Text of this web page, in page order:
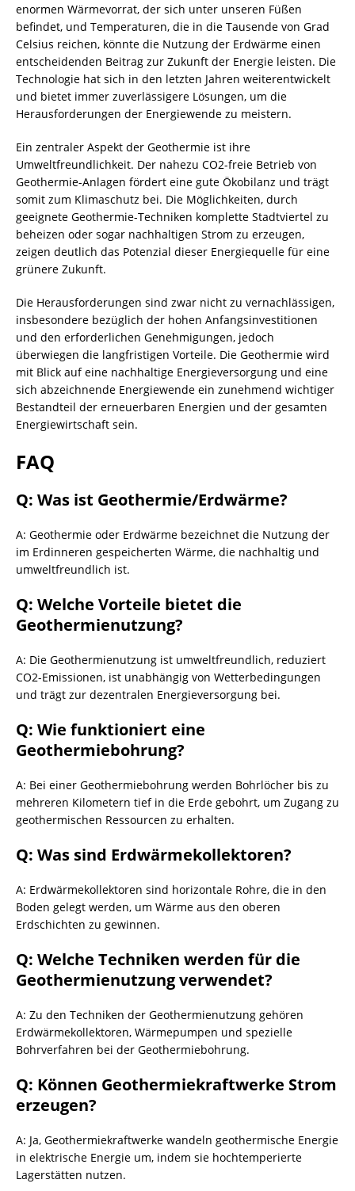
enormen Wärmevorrat, der sich unter unseren Füßen
befindet, und Temperaturen, die in die Tausende von Grad
Celsius reichen, könnte die Nutzung der Erdwärme einen
entscheidenden Beitrag zur Zukunft der Energie leisten. Die
Technologie hat sich in den letzten Jahren weiterentwickelt
und bietet immer zuverlässigere Lösungen, um die
Herausforderungen der Energiewende zu meistern.
Ein zentraler Aspekt der Geothermie ist ihre
Umweltfreundlichkeit. Der nahezu CO2-freie Betrieb von
Geothermie-Anlagen fördert eine gute Ökobilanz und trägt
somit zum Klimaschutz bei. Die Möglichkeiten, durch
geeignete Geothermie-Techniken komplette Stadtviertel zu
beheizen oder sogar nachhaltigen Strom zu erzeugen,
zeigen deutlich das Potenzial dieser Energiequelle für eine
grünere Zukunft.
Die Herausforderungen sind zwar nicht zu vernachlässigen,
insbesondere bezüglich der hohen Anfangsinvestitionen
und den erforderlichen Genehmigungen, jedoch
überwiegen die langfristigen Vorteile. Die Geothermie wird
mit Blick auf eine nachhaltige Energieversorgung und eine
sich abzeichnende Energiewende ein zunehmend wichtiger
Bestandteil der erneuerbaren Energien und der gesamten
Energiewirtschaft sein.
FAQ
Q: Was ist Geothermie/Erdwärme?
A: Geothermie oder Erdwärme bezeichnet die Nutzung der
im Erdinneren gespeicherten Wärme, die nachhaltig und
umweltfreundlich ist.
Q: Welche Vorteile bietet die
Geothermienutzung?
A: Die Geothermienutzung ist umweltfreundlich, reduziert
CO2-Emissionen, ist unabhängig von Wetterbedingungen
und trägt zur dezentralen Energieversorgung bei.
Q: Wie funktioniert eine
Geothermiebohrung?
A: Bei einer Geothermiebohrung werden Bohrlöcher bis zu
mehreren Kilometern tief in die Erde gebohrt, um Zugang zu
geothermischen Ressourcen zu erhalten.
Q: Was sind Erdwärmekollektoren?
A: Erdwärmekollektoren sind horizontale Rohre, die in den
Boden gelegt werden, um Wärme aus den oberen
Erdschichten zu gewinnen.
Q: Welche Techniken werden für die
Geothermienutzung verwendet?
A: Zu den Techniken der Geothermienutzung gehören
Erdwärmekollektoren, Wärmepumpen und spezielle
Bohrverfahren bei der Geothermiebohrung.
Q: Können Geothermiekraftwerke Strom
erzeugen?
A: Ja, Geothermiekraftwerke wandeln geothermische Energie
in elektrische Energie um, indem sie hochtemperierte
Lagerstätten nutzen.